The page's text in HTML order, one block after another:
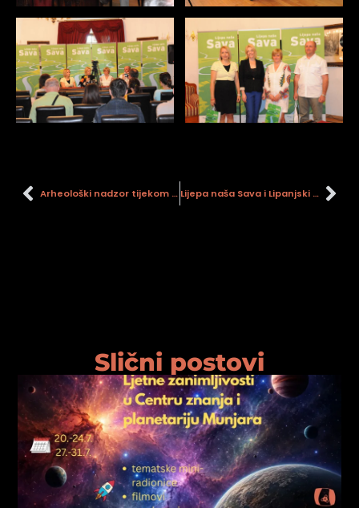
Arheološki nadzor tijekom izvođenja ekološke akcije (Ronilački klub Sisak) čišćenja korita rijeke Kupe na području zaštićene arheološke zone Segestica – Siscia Lijepa naša Sava i Lipanjski susreti
Slični postovi